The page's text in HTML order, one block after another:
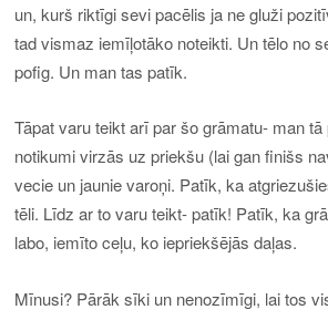
un, kurš riktīgi sevi pacēlis ja ne gluži
tad vismaz iemīļotāko noteikti. Un tēlo no
pofig. Un man tas patīk.
Tāpat varu teikt arī par šo grāmatu- man
notikumi virzās uz priekšu (lai gan finišs
vecie un jaunie varoņi. Patīk, ka
tēli. Līdz ar to varu teikt- patīk! Patīk, ka
labo, iemīto ceļu, ko iepriekšējās daļas.
Mīnusi? Pārāk sīki un nenozīmīgi, lai tos